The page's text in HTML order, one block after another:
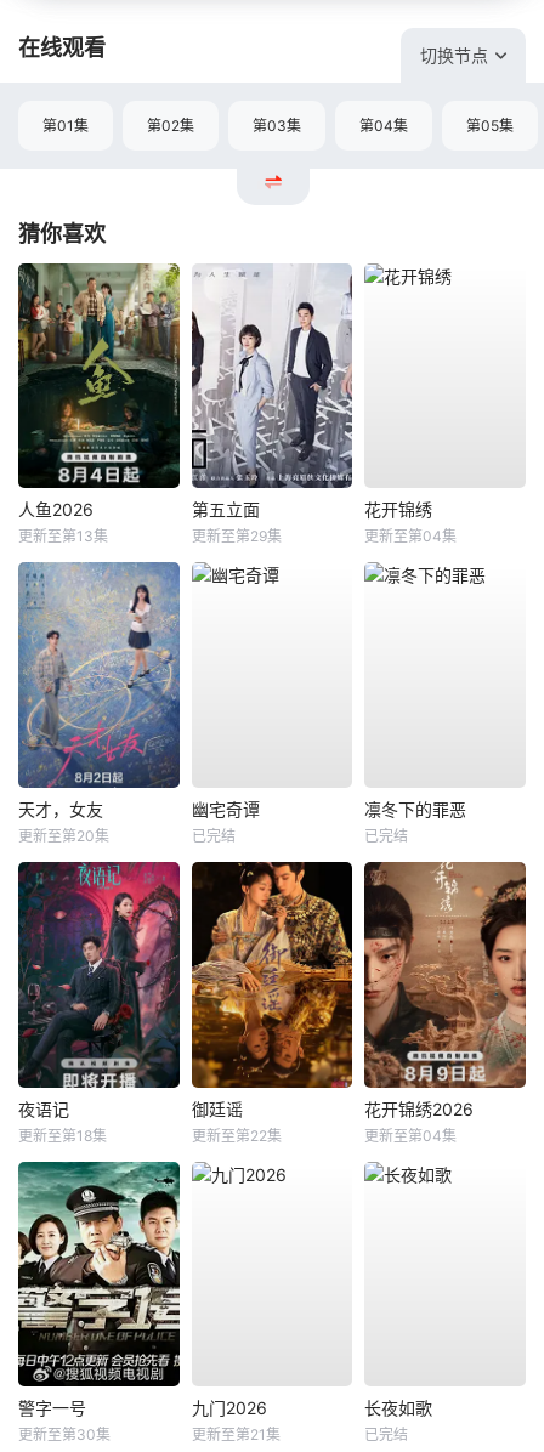
在线观看 切换节点
第01集 第02集 第03集 第04集 第05集
猜你喜欢
人鱼2026
更新至第13集
第五立面
更新至第29集
花开锦绣
更新至第04集
天才，女友
更新至第20集
幽宅奇谭
已完结
凛冬下的罪恶
已完结
夜语记
更新至第18集
御廷谣
更新至第22集
花开锦绣2026
更新至第04集
警字一号
更新至第30集
九门2026
更新至第21集
长夜如歌
已完结